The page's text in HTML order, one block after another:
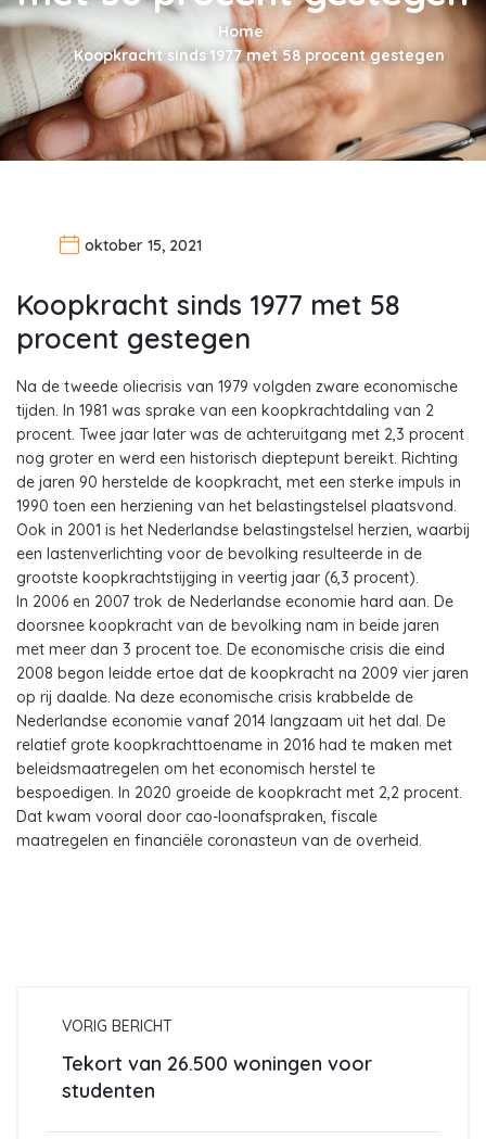
Home
Koopkracht sinds 1977 met 58 procent gestegen
oktober 15, 2021
Koopkracht sinds 1977 met 58
procent gestegen
Na de tweede oliecrisis van 1979 volgden zware economische
tijden. In 1981 was sprake van een koopkrachtdaling van 2
procent. Twee jaar later was de achteruitgang met 2,3 procent
nog groter en werd een historisch dieptepunt bereikt. Richting
de jaren 90 herstelde de koopkracht, met een sterke impuls in
1990 toen een herziening van het belastingstelsel plaatsvond.
Ook in 2001 is het Nederlandse belastingstelsel herzien, waarbij
een lastenverlichting voor de bevolking resulteerde in de
grootste koopkrachtstijging in veertig jaar (6,3 procent).
In 2006 en 2007 trok de Nederlandse economie hard aan. De
doorsnee koopkracht van de bevolking nam in beide jaren
met meer dan 3 procent toe. De economische crisis die eind
2008 begon leidde ertoe dat de koopkracht na 2009 vier jaren
op rij daalde. Na deze economische crisis krabbelde de
Nederlandse economie vanaf 2014 langzaam uit het dal. De
relatief grote koopkrachttoename in 2016 had te maken met
beleidsmaatregelen om het economisch herstel te
bespoedigen. In 2020 groeide de koopkracht met 2,2 procent.
Dat kwam vooral door cao-loonafspraken, fiscale
maatregelen en financiële coronasteun van de overheid.
VORIG BERICHT
Tekort van 26.500 woningen voor
studenten